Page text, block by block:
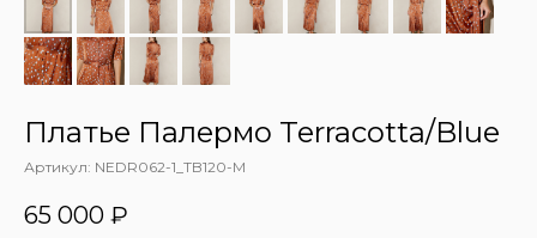
Платье Палермо Terracotta/Blue
Артикул: NEDR062-1_TB120-M
65 000 ₽